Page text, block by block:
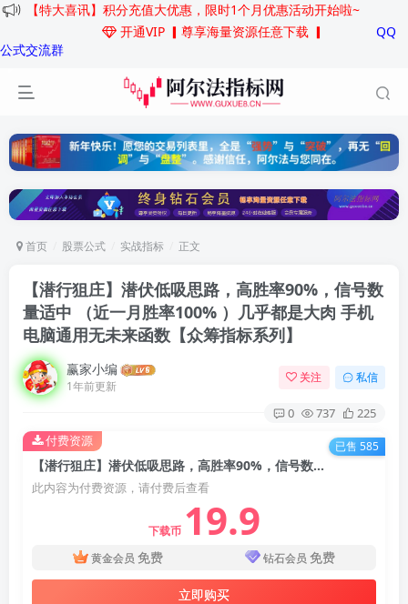
【特大喜讯】积分充值大优惠，限时1个月优惠活动开始啦~
开通VIP ▎尊享海量资源任意下载 ▎
QQ
公式交流群
首页 股票公式 实战指标 正文
【潜行狙庄】潜伏低吸思路，高胜率90%，信号数
量适中 （近一月胜率100% ）几乎都是大肉 手机
电脑通用无未来函数 【众筹指标系列】
赢家小编
1年前更新
关注 私信
0 737 225
【潜行狙庄】潜伏低吸思路，高胜率90%，信号数量适中 （近一月胜率100% ）几乎都是大肉 手机电脑通用无未来函数【众筹指标系列】
此内容为付费资源，请付费后查看
下载币 19.9
黄金会员 免费 钻石会员 免费
立即购买
付费资源 已售 585